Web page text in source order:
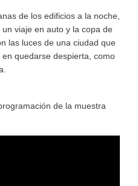
de los edificios a la noche,
viaje en auto y la copa de
las luces de una ciudad que
quedarse despierta, como
de la muestra